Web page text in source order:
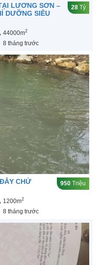
LƯƠNG SƠN –
DƯỠNG SIÊU
28 Tỷ
44000m2
8 tháng trước
CHỨ
950 Triệu
1200m2
8 tháng trước